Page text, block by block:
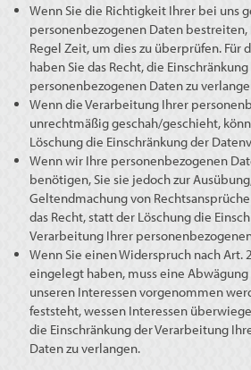
Wenn Sie die Richtigkeit Ihrer bei uns
personenbezogenen Daten
Regel Zeit, um dies zu überprüfen. Für
haben Sie das Recht, die
personenbezogenen Daten zu
Wenn die Verarbeitung Ihrer
unrechtmäßig geschah/geschieht,
Löschung die Einschränkung der
Wenn wir Ihre personenbezogenen
benötigen, Sie sie jedoch zur
Geltendmachung von
das Recht, statt der Löschung die
Verarbeitung Ihrer
Wenn Sie einen Widerspruch nach Art.
eingelegt haben, muss eine
unseren Interessen vorgenommen
feststeht, wessen Interessen
die Einschränkung der Verarbeitung
Daten zu verlangen.